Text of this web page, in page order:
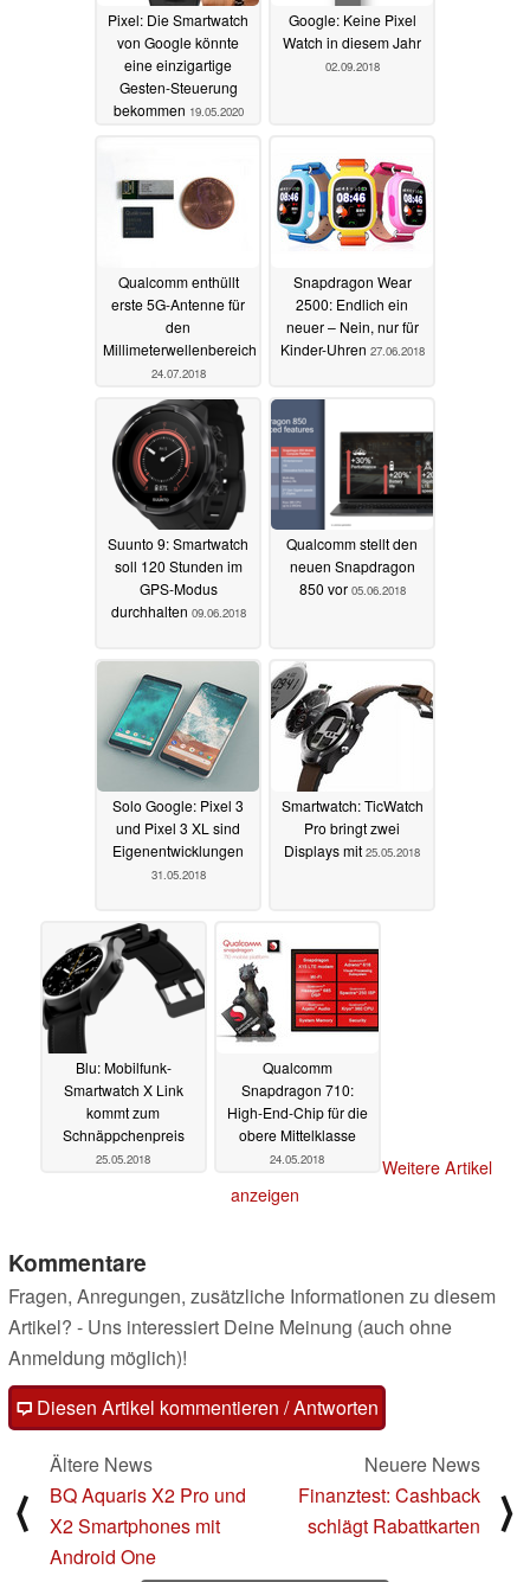
Pixel: Die Smartwatch
von Google könnte
eine einzigartige
Gesten-Steuerung
bekommen 19.05.2020
Google: Keine Pixel
Watch in diesem Jahr
02.09.2018
Qualcomm enthüllt
erste 5G-Antenne für
den
Millimeterwellenbereich
24.07.2018
Snapdragon Wear
2500: Endlich ein
neuer – Nein, nur für
Kinder-Uhren 27.06.2018
Suunto 9: Smartwatch
soll 120 Stunden im
GPS-Modus
durchhalten 09.06.2018
Qualcomm stellt den
neuen Snapdragon
850 vor 05.06.2018
Solo Google: Pixel 3
und Pixel 3 XL sind
Eigenentwicklungen
31.05.2018
Smartwatch: TicWatch
Pro bringt zwei
Displays mit 25.05.2018
Blu: Mobilfunk-
Smartwatch X Link
kommt zum
Schnäppchenpreis
25.05.2018
Qualcomm
Snapdragon 710:
High-End-Chip für die
obere Mittelklasse
24.05.2018
Weitere Artikel
anzeigen
Kommentare
Fragen, Anregungen, zusätzliche Informationen zu diesem
Artikel? - Uns interessiert Deine Meinung (auch ohne
Anmeldung möglich)!
Diesen Artikel kommentieren / Antworten
⟨
Ältere News
BQ Aquaris X2 Pro und
X2 Smartphones mit
Android One
Neuere News
Finanztest: Cashback
schlägt Rabattkarten
⟩